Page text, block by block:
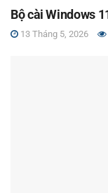
Bộ cài Windows
13 Tháng 5, 2026